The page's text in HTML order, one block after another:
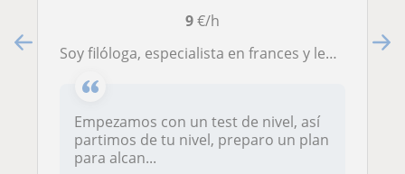
9€/h
Soy filóloga, especialista en frances y lengua castellana. Soy prifesora de Enseñanza Secundaria, Bachillerato y de Universidad.
Empezamos con un test de nivel, así
partimos de tu nivel, preparo un plan
para alcan...